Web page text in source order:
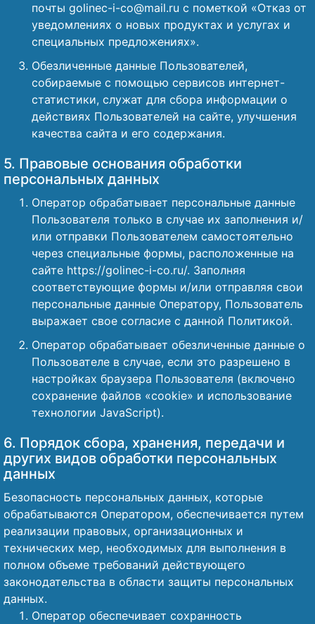
почты golinec-i-co@mail.ru с пометкой «Отказ от
уведомлениях о новых продуктах и услугах и
специальных предложениях».
Обезличенные данные Пользователей,
собираемые с помощью сервисов интернет-
статистики, служат для сбора информации о
действиях Пользователей на сайте, улучшения
качества сайта и его содержания.
5. Правовые основания обработки
персональных данных
Оператор обрабатывает персональные данные
Пользователя только в случае их заполнения и/
или отправки Пользователем самостоятельно
через специальные формы, расположенные на
сайте https://golinec-i-co.ru/. Заполняя
соответствующие формы и/или отправляя свои
персональные данные Оператору, Пользователь
выражает свое согласие с данной Политикой.
Оператор обрабатывает обезличенные данные о
Пользователе в случае, если это разрешено в
настройках браузера Пользователя (включено
сохранение файлов «cookie» и использование
технологии JavaScript).
6. Порядок сбора, хранения, передачи и
других видов обработки персональных
данных
Безопасность персональных данных, которые
обрабатываются Оператором, обеспечивается путем
реализации правовых, организационных и
технических мер, необходимых для выполнения в
полном объеме требований действующего
законодательства в области защиты персональных
данных.
Оператор обеспечивает сохранность